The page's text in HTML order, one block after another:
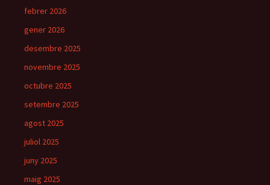
febrer 2026
gener 2026
desembre 2025
novembre 2025
octubre 2025
setembre 2025
agost 2025
juliol 2025
juny 2025
maig 2025